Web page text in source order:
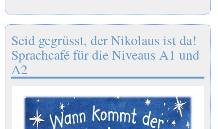
Seid gegrüsst, der Nikolaus ist da!
Sprachcafé für die Niveaus A1 und
A2